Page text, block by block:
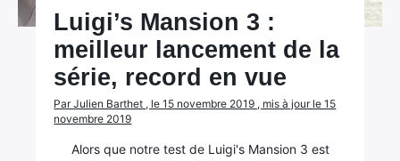
Luigi’s Mansion 3 :
meilleur lancement de la
série, record en vue
Par Julien Barthet , le 15 novembre 2019 , mis à jour le 15
novembre 2019
Alors que notre test de Luigi's Mansion 3 est